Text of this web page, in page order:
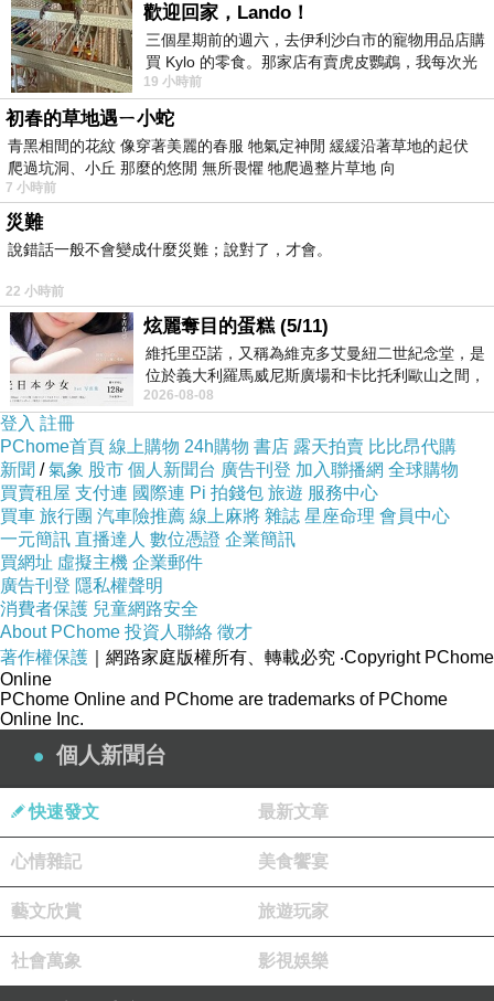
歡迎回家，Lando！
三個星期前的週六，去伊利沙白市的寵物用品店購
買 Kylo 的零食。那家店有賣虎皮鸚鵡，我每次光
顧都會去看一下。他們偶爾會引進 C
19 小時前
初春的草地遇ㄧ小蛇
青黑相間的花紋 像穿著美麗的春服 牠氣定神閒 緩緩沿著草地的起伏
爬過坑洞、小丘 那麼的悠閒 無所畏懼 牠爬過整片草地 向
7 小時前
災難
說錯話一般不會變成什麼災難；說對了，才會。
22 小時前
炫麗奪目的蛋糕 (5/11)
維托里亞諾，又稱為維克多艾曼紐二世紀念堂，是
位於義大利羅馬威尼斯廣場和卡比托利歐山之間，
用以紀念統一義大利統一後的的第一位國
2026-08-08
登入 註冊
PChome首頁 線上購物 24h購物 書店 露天拍賣 比比昂代購
新聞 /氣象 股市 個人新聞台 廣告刊登 加入聯播網 全球購物
買賣租屋 支付連 國際連 Pi 拍錢包 旅遊 服務中心
買車 旅行團 汽車險推薦 線上麻將 雜誌 星座命理 會員中心
一元簡訊 直播達人 數位憑證 企業簡訊
買網址 虛擬主機 企業郵件
廣告刊登 隱私權聲明
消費者保護 兒童網路安全
About PChome 投資人聯絡 徵才
著作權保護 ｜網路家庭版權所有、轉載必究 ‧Copyright PChome
Online
PChome Online and PChome are trademarks of PChome
Online Inc.
個人新聞台
快速發文 最新文章
心情雜記 美食饗宴
藝文欣賞 旅遊玩家
社會萬象 影視娛樂